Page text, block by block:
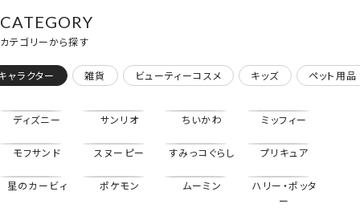
ディズニー 粧美堂
shobido
CATEGORY
カテゴリーから探す
ャラクター 雑貨 ビューティーコスメ キッズ ペット用品
ディズニー サンリオ ちいかわ ミッフィー
モフサンド スヌーピー すみっコぐらし プリキュア
星のカービィ ポケモン ムーミン
ハリー・ポッタ
ー